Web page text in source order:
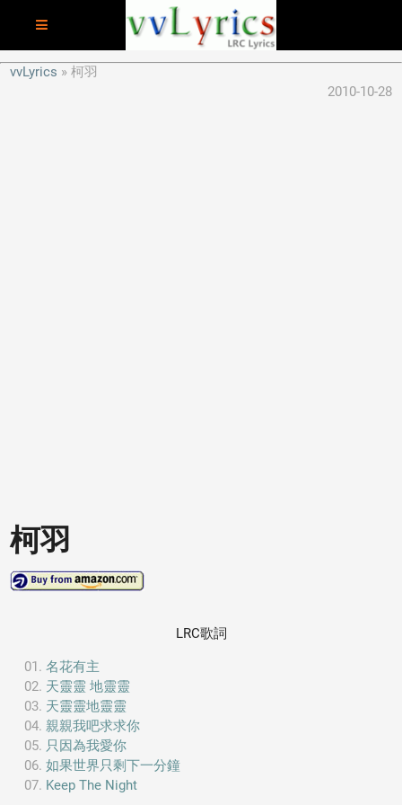
vvLyrics
柯羽
2010-10-28
柯羽
LRC歌詞
名花有主
天靈靈 地靈靈
天靈靈地靈靈
親親我吧求求你
只因為我愛你
如果世界只剩下一分鐘
Keep The Night